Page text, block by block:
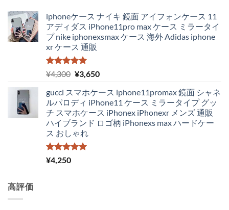
iphoneケース ナイキ 鏡面 アイフォンケース 11
アディダス iPhone11pro max ケース ミラータイ
プ nike iphonexsmax ケース 海外 Adidas iphone
xr ケース 通販
5段階中
5.00
の評価
¥4,300 元
価
格
は
¥4,300
で
し
¥3,650現
の
価
格
は
gucci スマホケース iphone11promax 鏡面 シャネ
ルパロディ iPhone11 ケース ミラータイプ グッ
チ スマホケース iPhonex iPhonexr メンズ 通販
ハイブランド ロゴ柄 iPhonexs max ハードケー
ス おしゃれ
5段階中
5.00
¥4,250
高評価